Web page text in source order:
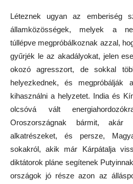
Léteznek ugyan az emberiség
államközösségek, melyek a
túllépve megpróbálkoznak azzal,
gyűrjék le az akadályokat, jelen
okozó agresszort, de sokkal
helyezkednek, és megpróbálják
kihasználni a helyzetet. India és
olcsóvá vált
Oroszországnak bármit, akár
alkatrészeket, és persze,
sokakról, akik már Kárpátalja
diktátorok pláne segítenek
országok jó része azon az